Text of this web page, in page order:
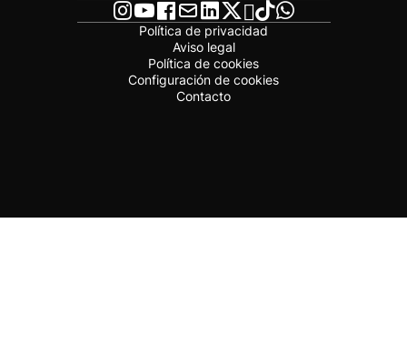
Política de privacidad
Aviso legal
Política de cookies
Configuración de cookies
Contacto